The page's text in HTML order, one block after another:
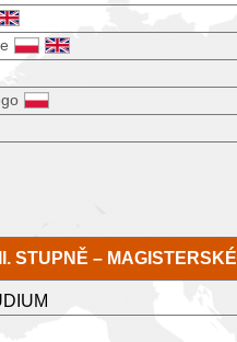
II. STUPNĚ – MAGISTERSKÉ